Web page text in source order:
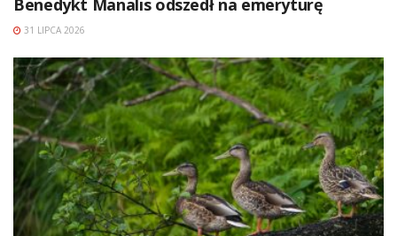
Benedykt Manalis odszedł na emeryturę
31 LIPCA 2026